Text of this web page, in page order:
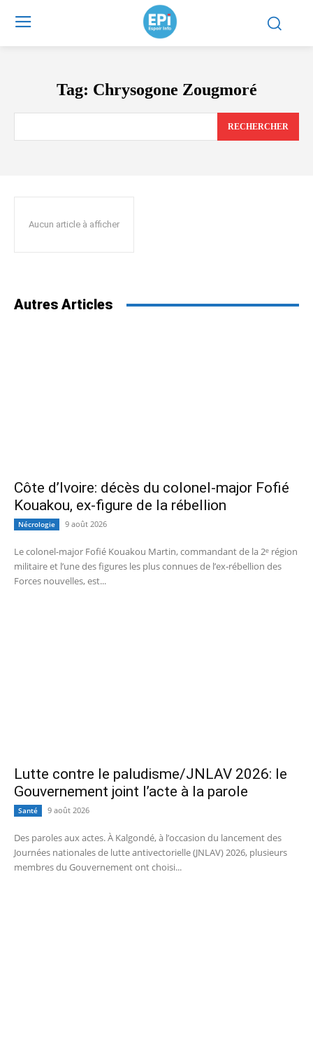
Tag: Chrysogone Zougmoré
RECHERCHER
Aucun article à afficher
Autres Articles
Côte d’Ivoire: décès du colonel-major Fofié
Kouakou, ex-figure de la rébellion
Nécrologie 9 août 2026
Le colonel-major Fofié Kouakou Martin, commandant de la 2ᵉ région
militaire et l’une des figures les plus connues de l’ex‑rébellion des
Forces nouvelles, est...
Lutte contre le paludisme/JNLAV 2026: le
Gouvernement joint l’acte à la parole
Santé 9 août 2026
Des paroles aux actes. À Kalgondé, à l’occasion du lancement des
Journées nationales de lutte antivectorielle (JNLAV) 2026, plusieurs
membres du Gouvernement ont choisi...